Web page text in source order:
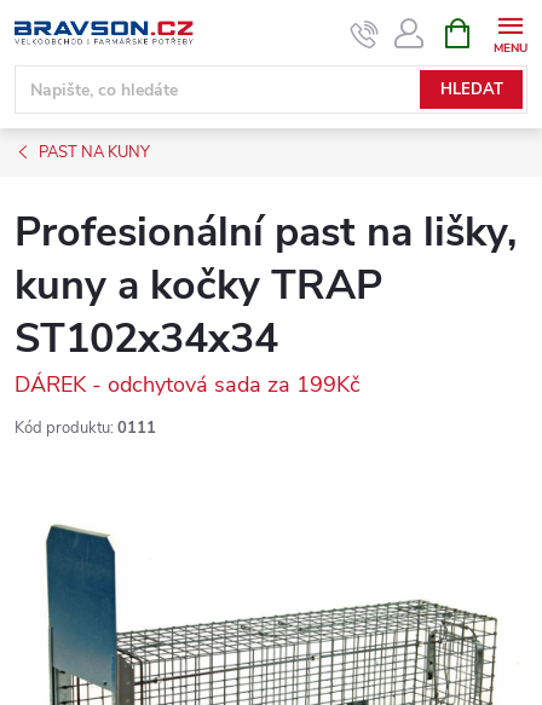
na
obsah
HLEDAT
NÁKUPNÍ
KOŠÍK
PAST NA KUNY
Profesionální past na lišky,
kuny a kočky TRAP
ST102x34x34
DÁREK - odchytová sada za 199Kč
Kód produktu: 0111